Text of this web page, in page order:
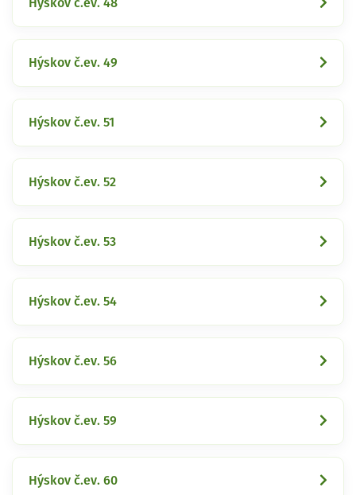
Hýskov č.ev. 48
Hýskov č.ev. 49
Hýskov č.ev. 51
Hýskov č.ev. 52
Hýskov č.ev. 53
Hýskov č.ev. 54
Hýskov č.ev. 56
Hýskov č.ev. 59
Hýskov č.ev. 60